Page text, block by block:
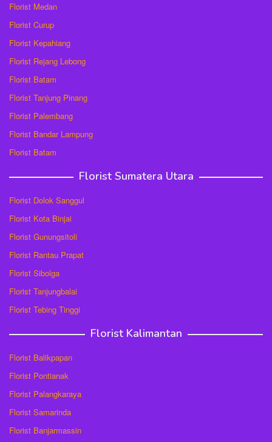
Florist Medan
Florist Curup
Florist Kepahiang
Florist Rejang Lebong
Florist Batam
Florist Tanjung Pinang
Florist Palembang
Florist Bandar Lampung
Florist Batam
Florist Sumatera Utara
Florist Dolok Sanggul
Florist Kota Binjai
Florist Gunungsitoli
Florist Rantau Prapat
Florist Sibolga
Florist Tanjungbalai
Florist Tebing Tinggi
Florist Kalimantan
Florist Balikpapan
Florist Pontianak
Florist Palangkaraya
Florist Samarinda
Florist Banjarmassin